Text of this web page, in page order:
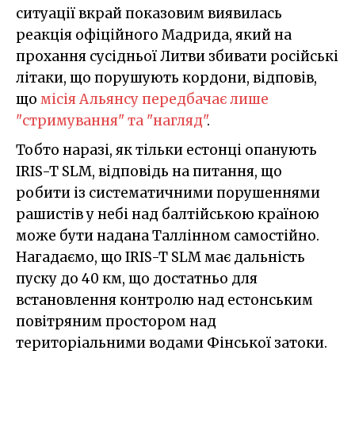
ситуації вкрай показовим виявилась
реакція офіційного Мадрида, який на
прохання сусідньої Литви збивати російські
літаки, що порушують кордони, відповів,
що місія Альянсу передбачає лише
"стримування" та "нагляд".
Тобто наразі, як тільки естонці опанують
IRIS-T SLM, відповідь на питання, що
робити із систематичними порушеннями
рашистів у небі над балтійською країною
може бути надана Таллінном самостійно.
Нагадаємо, що IRIS-T SLM має дальність
пуску до 40 км, що достатньо для
встановлення контролю над естонським
повітряним простором над
територіальними водами Фінської затоки.